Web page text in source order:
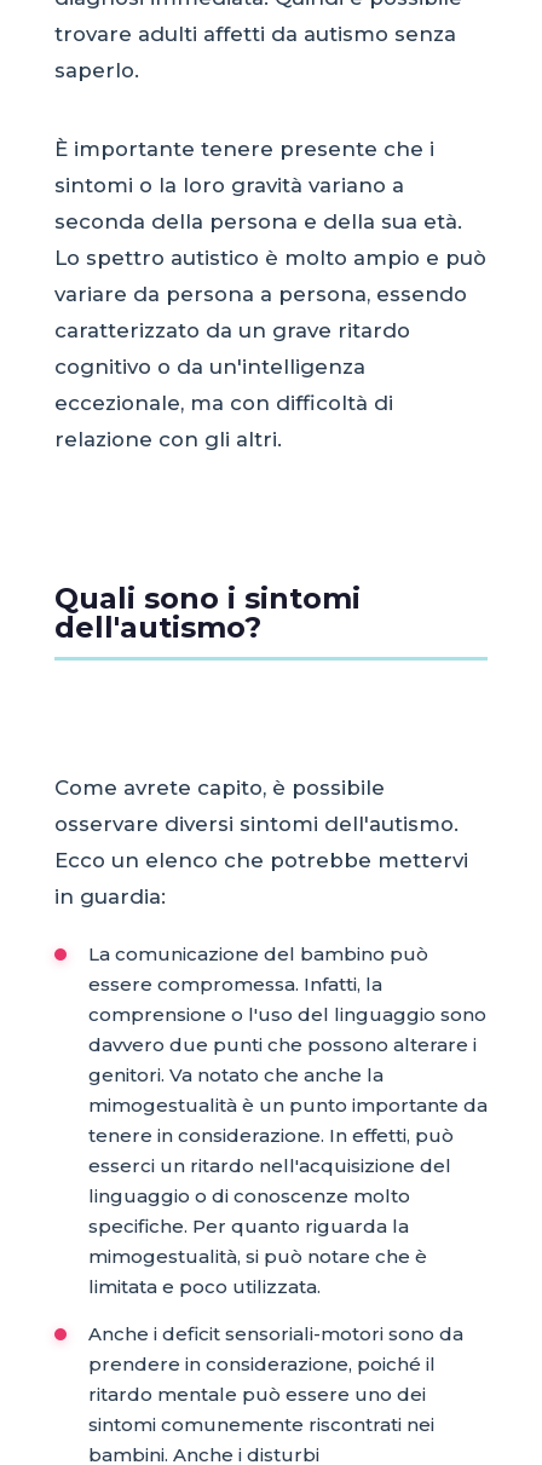
trovare adulti affetti da autismo senza
saperlo.
È importante tenere presente che i
sintomi o la loro gravità variano a
seconda della persona e della sua età.
Lo spettro autistico è molto ampio e può
variare da persona a persona, essendo
caratterizzato da un grave ritardo
cognitivo o da un'intelligenza
eccezionale, ma con difficoltà di
relazione con gli altri.
Quali sono i sintomi
dell'autismo?
Come avrete capito, è possibile
osservare diversi sintomi dell'autismo.
Ecco un elenco che potrebbe mettervi
in guardia:
La comunicazione del bambino può
essere compromessa. Infatti, la
comprensione o l'uso del linguaggio sono
davvero due punti che possono alterare i
genitori. Va notato che anche la
mimogestualità è un punto importante da
tenere in considerazione. In effetti, può
esserci un ritardo nell'acquisizione del
linguaggio o di conoscenze molto
specifiche. Per quanto riguarda la
mimogestualità, si può notare che è
limitata e poco utilizzata.
Anche i deficit sensoriali-motori sono da
prendere in considerazione, poiché il
ritardo mentale può essere uno dei
sintomi comunemente riscontrati nei
bambini. Anche i disturbi